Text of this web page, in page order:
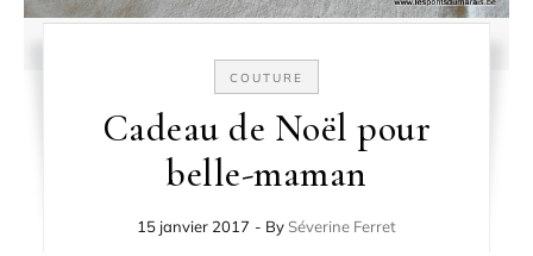
COUTURE
Cadeau de Noël pour
belle-maman
15 janvier 2017 - By Séverine Ferret